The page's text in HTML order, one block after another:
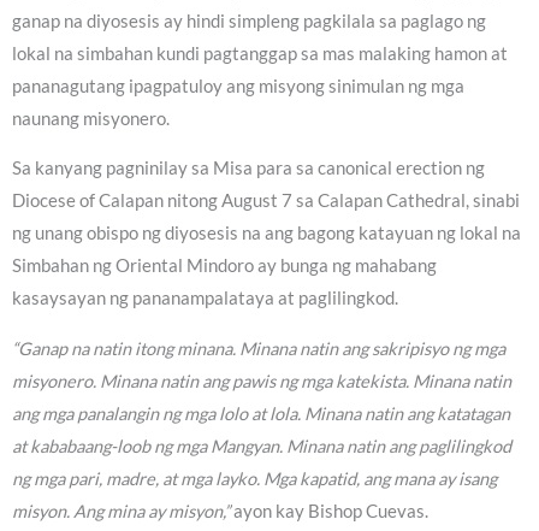
ganap na diyosesis ay hindi simpleng pagkilala sa paglago ng
lokal na simbahan kundi pagtanggap sa mas malaking hamon at
pananagutang ipagpatuloy ang misyong sinimulan ng mga
naunang misyonero.
Sa kanyang pagninilay sa Misa para sa canonical erection ng
Diocese of Calapan nitong August 7 sa Calapan Cathedral, sinabi
ng unang obispo ng diyosesis na ang bagong katayuan ng lokal na
Simbahan ng Oriental Mindoro ay bunga ng mahabang
kasaysayan ng pananampalataya at paglilingkod.
“Ganap na natin itong minana. Minana natin ang sakripisyo ng mga
misyonero. Minana natin ang pawis ng mga katekista. Minana natin
ang mga panalangin ng mga lolo at lola. Minana natin ang katatagan
at kababaang-loob ng mga Mangyan. Minana natin ang paglilingkod
ng mga pari, madre, at mga layko. Mga kapatid, ang mana ay isang
misyon. Ang mina ay misyon,”ayon kay Bishop Cuevas.